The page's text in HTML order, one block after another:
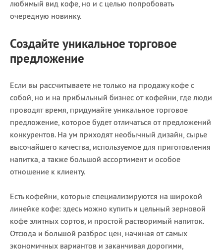
любимый вид кофе, но и с целью попробовать
очередную новинку.
Создайте уникальное торговое
предложение
Если вы рассчитываете не только на продажу кофе с
собой, но и на прибыльный бизнес от кофейни, где люди
проводят время, придумайте уникальное торговое
предложение, которое будет отличаться от предложений
конкурентов. На ум приходят необычный дизайн, сырье
высочайшего качества, используемое для приготовления
напитка, а также большой ассортимент и особое
отношение к клиенту.
Есть кофейни, которые специализируются на широкой
линейке кофе: здесь можно купить и цельный зерновой
кофе элитных сортов, и простой растворимый напиток.
Отсюда и большой разброс цен, начиная от самых
экономичных вариантов и заканчивая дорогими,